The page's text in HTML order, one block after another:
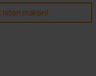
maken!